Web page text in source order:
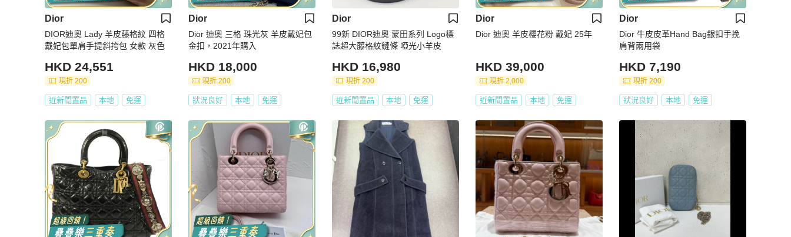
Dior
DIOR迪奧 Lady 羊皮藤格紋 四格
戴妃包單肩手提斜挎包 女款 灰色
HKD 24,551
現折 200
近新閒置品 本地 免運
Dior
Dior 迪奧 三格 珠光灰 羊皮戴妃包
金扣，2021年購入
HKD 18,000
現折 200
狀況良好 本地 免運
Dior
99新 DIOR迪奧 蒙田系列 Logo標
誌超大藤格紋鏈條 啞光小羊皮
HKD 16,980
現折 200
近新閒置品 本地 免運
Dior
Dior 迪奧 羊皮櫻花粉 戴妃 25年
HKD 39,000
現折 2,000
近新閒置品 本地 免運
Dior
Dior 牛皮皮革Hand Bag銀扣手挽
肩背兩用袋
HKD 7,190
現折 200
狀況良好 本地 免運